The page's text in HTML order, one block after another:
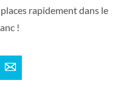
rapidement dans le
!
E-mail